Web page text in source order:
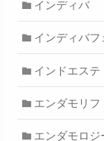
インディバ
インディバ
インドエステ
エンダモリフ
エンダモロジ